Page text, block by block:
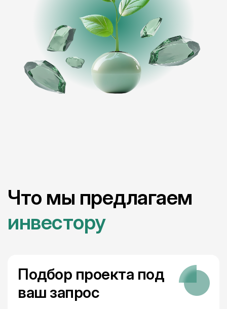
Что мы предлагаем
инвестору
Подбор проекта под
ваш запрос